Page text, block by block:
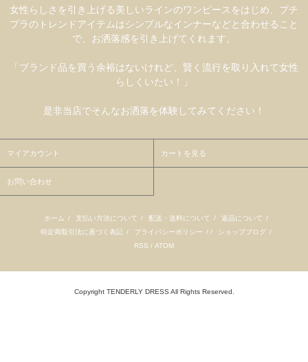
女性らしさを引き上げる美しいラインのワンピースをはじめ、プチ
プラのトレンドアイテムはシンプルなインナーなどと合わせること
で、お洒落感を引き上げてくれます。
「ブランド品を買う余裕はないけれど、賢く流行を取り入れて女性
らしくいたい！」
是非当店でそんなお洒落を体験してみてください！
マイアカウント カートを見る
お問い合わせ
ホーム / 支払い方法について / 配送・送料について / 返品について /
特定商取引法に基づく表記 / プライバシーポリシー / / ショップブログ /
RSS / ATOM
Copyright TENDERLY DRESS All Rights Reserved.